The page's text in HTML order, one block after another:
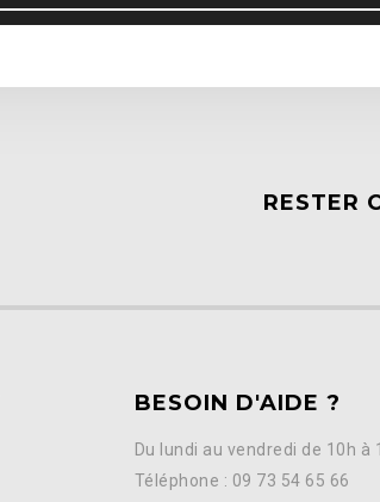
RESTER
BESOIN D'AIDE ?
Du lundi au vendredi de 10h à
Téléphone : 09 73 54 65 66